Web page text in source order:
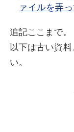
ァイルを弄
追記ここまで。
以下は古い資
い。